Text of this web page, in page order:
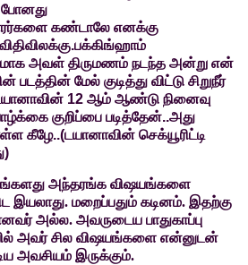
போனது
கண்டாலே எனக்கு
அவள் திருமணம் நடந்த அன்று என்
மேல் குடித்து விட்டு சிறுநீர்
12 ஆம் ஆண்டு நினைவு
குறிப்பை படித்தேன்..அது
கீழே..(டயானாவின் செக்யூரிட்டி
அந்தரங்க விஷயங்களை
இயலாது. மறைப்பதும் கடினம். இதற்கு
அல்ல. அவருடைய பாதுகாப்பு
அவர் சில விஷயங்களை என்னுடன்
அவசியம் இருக்கும்.